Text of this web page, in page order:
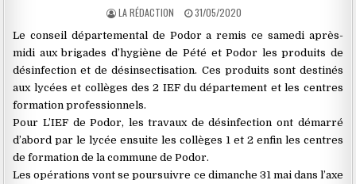
LA RÉDACTION 31/05/2020
Le conseil départemental de Podor a remis ce samedi après-
midi aux brigades d’hygiène de Pété et Podor les produits de
désinfection et de désinsectisation. Ces produits sont destinés
aux lycées et collèges des 2 IEF du département et les centres
formation professionnels.
Pour L’IEF de Podor, les travaux de désinfection ont démarré
d’abord par le lycée ensuite les collèges 1 et 2 enfin les centres
de formation de la commune de Podor.
Les opérations vont se poursuivre ce dimanche 31 mai dans l’axe